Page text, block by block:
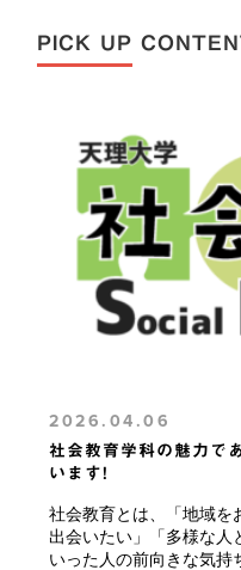
PICK UP
2026.04.06
社会教育学科の魅力で
います!
社会教育とは、「地域を
出会いたい」「多様な人
いった人の前向きな気持